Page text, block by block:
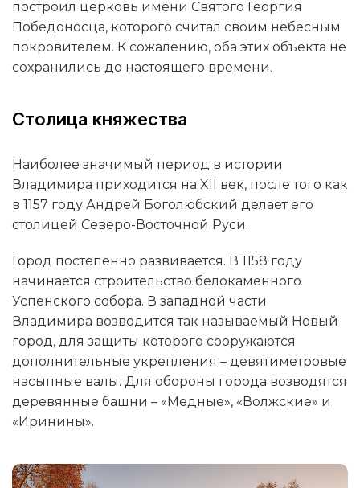
построил церковь имени Святого Георгия
Победоносца, которого считал своим небесным
покровителем. К сожалению, оба этих объекта не
сохранились до настоящего времени.
Столица княжества
Наиболее значимый период в истории
Владимира приходится на XII век, после того как
в 1157 году Андрей Боголюбский делает его
столицей Северо-Восточной Руси.
Город постепенно развивается. В 1158 году
начинается строительство белокаменного
Успенского собора. В западной части
Владимира возводится так называемый Новый
город, для защиты которого сооружаются
дополнительные укрепления – девятиметровые
насыпные валы. Для обороны города возводятся
деревянные башни – «Медные», «Волжские» и
«Иринины».